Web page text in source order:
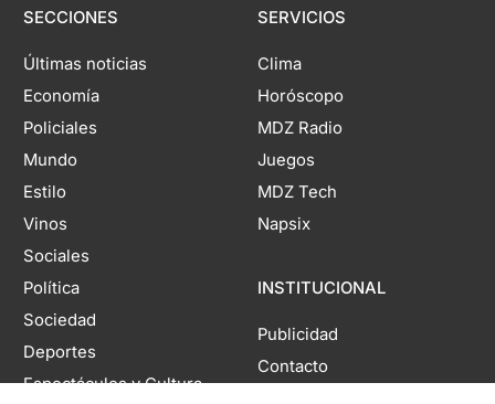
SECCIONES
Últimas noticias
Economía
Policiales
Mundo
Estilo
Vinos
Sociales
Política
Sociedad
Deportes
Espectáculos y Cultura
SERVICIOS
Clima
Horóscopo
MDZ Radio
Juegos
MDZ Tech
Napsix
INSTITUCIONAL
Publicidad
Contacto